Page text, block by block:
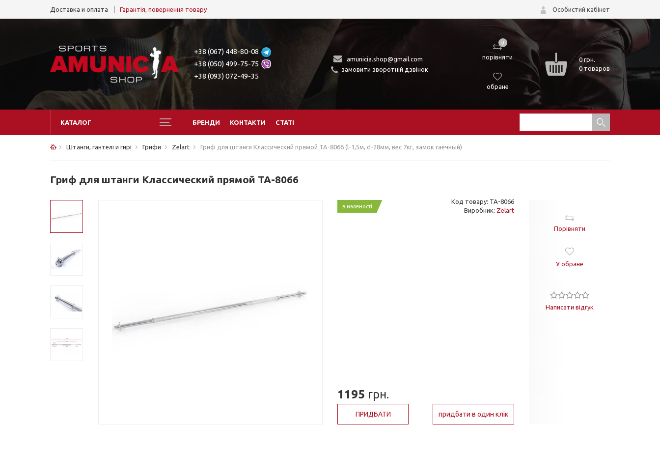
Доставка и оплата Гарантія, повернення товару Особистий кабінет
+38 (067) 448-80-08
+38 (050) 499-75-75
+38 (093) 072-49-35
amunicia.shop@gmail.com
замовити зворотній дзвінок
0
порівняти
обране
0грн.
0 товаров
КАТАЛОГ БРЕНДИ КОНТАКТИ СТАТІ
Штанги, гантелі и гирі Грифи Zelart Гриф для штанги Классический прямой TA-8066 (l-1,5м, d-28мм, вес 7кг, замок гаечный)
Гриф для штанги Классический прямой TA-8066
в наявності
Код товару: TA-8066
Виробник: Zelart
1195 грн.
ПРИДБАТИ придбати в один клік
Порівняти
У обране
Написати відгук